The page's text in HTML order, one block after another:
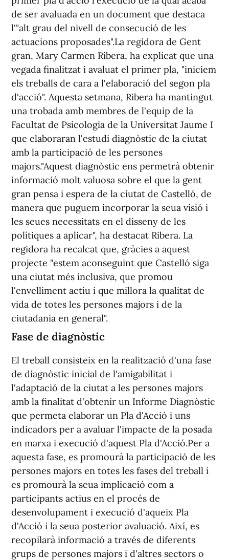
de ser avaluada en un document que destaca
l'"alt grau del nivell de consecució de les
actuacions proposades".La regidora de Gent
gran, Mary Carmen Ribera, ha explicat que una
vegada finalitzat i avaluat el primer pla, "iniciem
els treballs de cara a l'elaboració del segon pla
d'acció". Aquesta setmana, Ribera ha mantingut
una trobada amb membres de l'equip de la
Facultat de Psicologia de la Universitat Jaume I
que elaboraran l'estudi diagnòstic de la ciutat
amb la participació de les persones
majors."Aquest diagnòstic ens permetrà obtenir
informació molt valuosa sobre el que la gent
gran pensa i espera de la ciutat de Castelló, de
manera que puguem incorporar la seua visió i
les seues necessitats en el disseny de les
polítiques a aplicar", ha destacat Ribera. La
regidora ha recalcat que, gràcies a aquest
projecte "estem aconseguint que Castelló siga
una ciutat més inclusiva, que promou
l'envelliment actiu i que millora la qualitat de
vida de totes les persones majors i de la
ciutadania en general".
Fase de diagnòstic
El treball consisteix en la realització d'una fase
de diagnòstic inicial de l'amigabilitat i
l'adaptació de la ciutat a les persones majors
amb la finalitat d'obtenir un Informe Diagnòstic
que permeta elaborar un Pla d'Acció i uns
indicadors per a avaluar l'impacte de la posada
en marxa i execució d'aquest Pla d'Acció.Per a
aquesta fase, es promourà la participació de les
persones majors en totes les fases del treball i
es promourà la seua implicació com a
participants actius en el procés de
desenvolupament i execució d'aqueix Pla
d'Acció i la seua posterior avaluació. Així, es
recopilarà informació a través de diferents
grups de persones majors i d'altres sectors o